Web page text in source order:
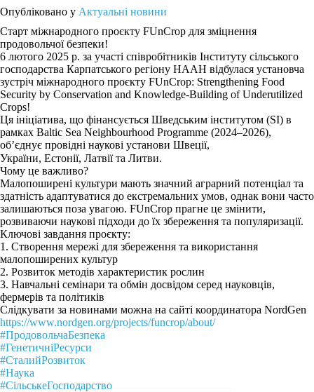
Опубліковано у Актуальні новини
Старт міжнародного проєкту FUnCrop для зміцнення
продовольчої безпеки!
6 лютого 2025 р. за участі співробітників Інституту сільського
господарства Карпатського регіону НААН відбулася установча
зустріч міжнародного проєкту FUnCrop: Strengthening Food
Security by Conservation and Knowledge-Building of Underutilized
Crops!
Ця ініціатива, що фінансується Шведським інститутом (SI) в
рамках Baltic Sea Neighbourhood Programme (2024–2026),
об’єднує провідні наукові установи Швеції,
України, Естонії, Латвії та Литви.
Чому це важливо?
Малопоширені культури мають значний аграрний потенціал та
здатність адаптуватися до екстремальних умов, однак вони часто
залишаються поза увагою. FUnCrop прагне це змінити,
розвиваючи наукові підходи до їх збереження та популяризації.
Ключові завдання проєкту:
1. Створення мережі для збереження та використання
малопоширених культур
2. Розвиток методів характеристик рослин
3. Навчальні семінари та обмін досвідом серед науковців,
фермерів та політиків
Слідкувати за новинами можна на сайті координатора NordGen
https://www.nordgen.org/projects/funcrop/about/
#ПродовольчаБезпека
#ГенетичніРесурси
#СталийРозвиток
#Наука
#СільськеГосподарство